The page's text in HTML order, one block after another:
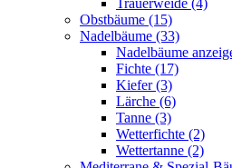
Trauerweide (4)
Obstbäume (15)
Nadelbäume (33)
Nadelbäume
Fichte (17)
Kiefer (3)
Lärche (6)
Tanne (3)
Wetterfichte (2)
Wettertanne (2)